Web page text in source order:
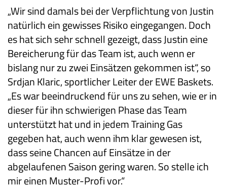
„Wir sind damals bei der Verpflichtung von Justin
natürlich ein gewisses Risiko eingegangen. Doch
es hat sich sehr schnell gezeigt, dass Justin eine
Bereicherung für das Team ist, auch wenn er
bislang nur zu zwei Einsätzen gekommen ist“, so
Srdjan Klaric, sportlicher Leiter der EWE Baskets.
„Es war beeindruckend für uns zu sehen, wie er in
dieser für ihn schwierigen Phase das Team
unterstützt hat und in jedem Training Gas
gegeben hat, auch wenn ihm klar gewesen ist,
dass seine Chancen auf Einsätze in der
abgelaufenen Saison gering waren. So stelle ich
mir einen Muster-Profi vor.“